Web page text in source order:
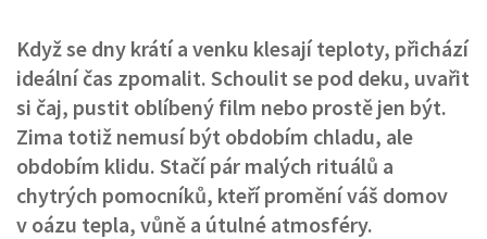
Když se dny krátí a venku klesají teploty, přichází
ideální čas zpomalit. Schoulit se pod deku, uvařit
si čaj, pustit oblíbený film nebo prostě jen být.
Zima totiž nemusí být obdobím chladu, ale
obdobím klidu. Stačí pár malých rituálů a
chytrých pomocníků, kteří promění váš domov
v oázu tepla, vůně a útulné atmosféry.